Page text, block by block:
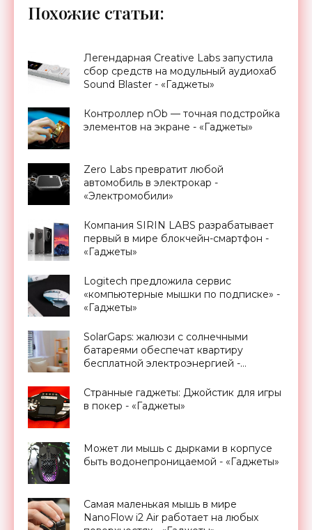
Похожие статьи:
Легендарная Creative Labs запустила
сбор средств на модульный аудиохаб
Sound Blaster - «Гаджеты»
Контроллер nOb — точная подстройка
элементов на экране - «Гаджеты»
Zero Labs превратит любой
автомобиль в электрокар -
«Электромобили»
Компания SIRIN LABS разрабатывает
первый в мире блокчейн-смартфон -
«Гаджеты»
Logitech предложила сервис
«компьютерные мышки по подписке» -
«Гаджеты»
SolarGaps: жалюзи с солнечными
батареями обеспечат квартиру
бесплатной электроэнергией -
Странные гаджеты: Джойстик для игры
в покер - «Гаджеты»
Может ли мышь с дырками в корпусе
быть водонепроницаемой - «Гаджеты»
Самая маленькая мышь в мире
NanoFlow i2 Air работает на любых